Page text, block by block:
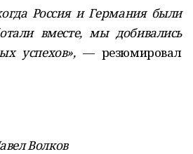
Россия и Германия были
вместе, мы добивались
успехов»,— резюмировал
Волков